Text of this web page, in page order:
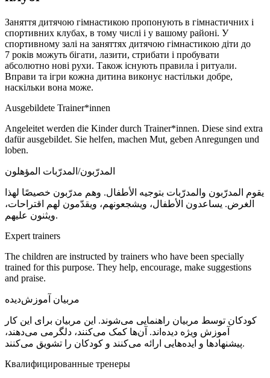
Заняття дитячою гімнастикою пропонують в гімнастичних і
спортивних клубах, в тому числі і у вашому районі. У
спортивному залі на заняттях дитячою гімнастикою діти до
7 років можуть бігати, лазити, стрибати і пробувати
абсолютно нові рухи. Також існують правила і ритуали.
Вправи та ігри кожна дитина виконує настільки добре,
наскільки вона може.
Ausgebildete Trainer*innen
Angeleitet werden die Kinder durch Trainer*innen. Diese sind extra
dafür ausgebildet. Sie helfen, machen Mut, geben Anregungen und
loben.
المدرّبون/المدرّبات المؤهلون
يقوم المدرّبون والمدرّبات بتوجيه الأطفال. وهم مدرّبون خصيصًا لهذا
الغرض. يساعدون الأطفال، ويشجعونهم، ويقدّمون لهم اقتراحات،
ويثنون عليهم.
Expert trainers
The children are instructed by trainers who have been specially
trained for this purpose. They help, encourage, make suggestions
and praise.
مربیان آموزش‌دیده
کودکان توسط مربیان راهنمایی می‌شوند. این مربیان برای این کار
آموزش ویژه دیده‌اند. آن‌ها کمک می‌کنند، دلگرمی می‌دهند،
پیشنهادها و ایده‌هایی ارائه می‌کنند و کودکان را تشویق می‌کنند.
Квалифици­рованные тренеры